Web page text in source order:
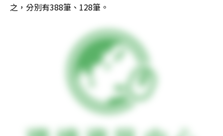
之，分別有388筆、128筆。